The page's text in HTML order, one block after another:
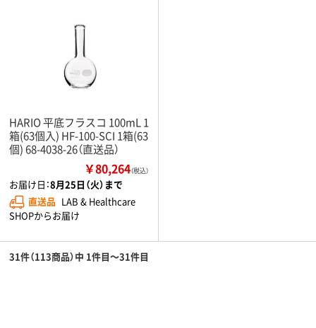
HARIO 平底フラスコ 100mL 1
箱(63個入) HF-100-SCI 1箱(63
個) 68-4038-26（直送品）
￥80,264（税込）
お届け日：8月25日（火）まで
直送品 LAB & Healthcare
SHOPからお届け
31件（113商品）中 1件目～31件目